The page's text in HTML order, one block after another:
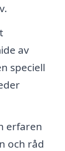
av
speciell
erfaren
och råd